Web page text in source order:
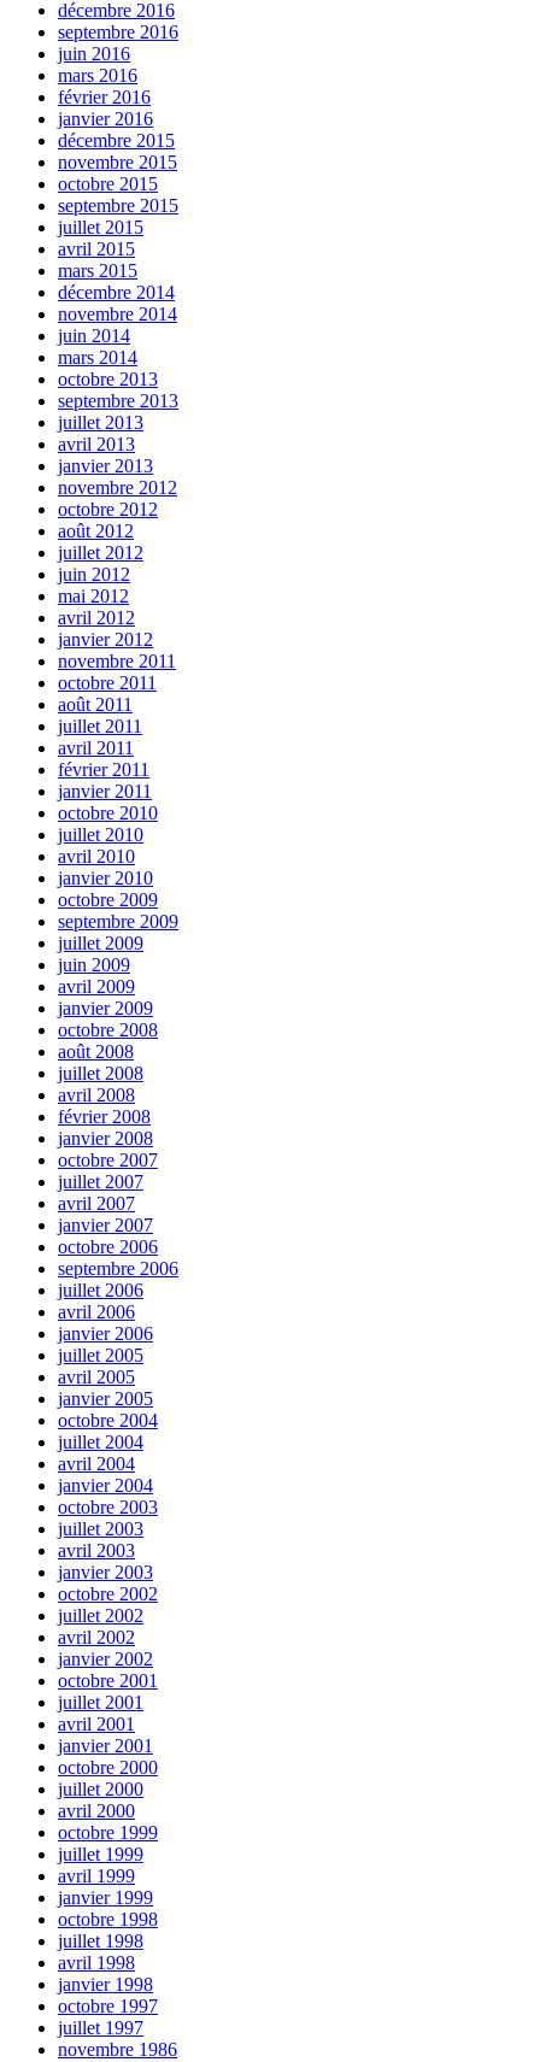
décembre 2016
septembre 2016
juin 2016
mars 2016
février 2016
janvier 2016
décembre 2015
novembre 2015
octobre 2015
septembre 2015
juillet 2015
avril 2015
mars 2015
décembre 2014
novembre 2014
juin 2014
mars 2014
octobre 2013
septembre 2013
juillet 2013
avril 2013
janvier 2013
novembre 2012
octobre 2012
août 2012
juillet 2012
juin 2012
mai 2012
avril 2012
janvier 2012
novembre 2011
octobre 2011
août 2011
juillet 2011
avril 2011
février 2011
janvier 2011
octobre 2010
juillet 2010
avril 2010
janvier 2010
octobre 2009
septembre 2009
juillet 2009
juin 2009
avril 2009
janvier 2009
octobre 2008
août 2008
juillet 2008
avril 2008
février 2008
janvier 2008
octobre 2007
juillet 2007
avril 2007
janvier 2007
octobre 2006
septembre 2006
juillet 2006
avril 2006
janvier 2006
juillet 2005
avril 2005
janvier 2005
octobre 2004
juillet 2004
avril 2004
janvier 2004
octobre 2003
juillet 2003
avril 2003
janvier 2003
octobre 2002
juillet 2002
avril 2002
janvier 2002
octobre 2001
juillet 2001
avril 2001
janvier 2001
octobre 2000
juillet 2000
avril 2000
octobre 1999
juillet 1999
avril 1999
janvier 1999
octobre 1998
juillet 1998
avril 1998
janvier 1998
octobre 1997
juillet 1997
novembre 1986